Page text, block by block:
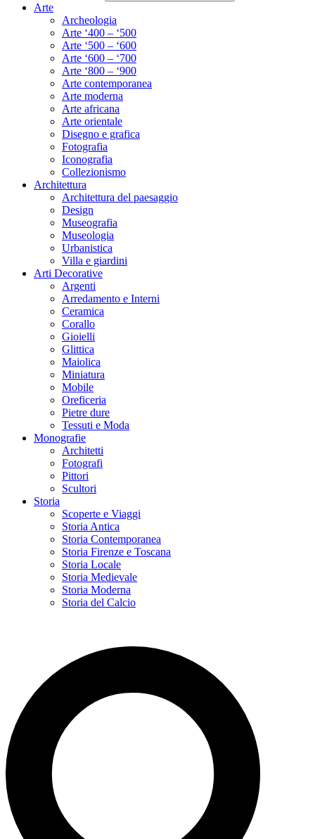
Arte
Archeologia
Arte ‘400 – ‘500
Arte ‘500 – ‘600
Arte ‘600 – ‘700
Arte ‘800 – ‘900
Arte contemporanea
Arte moderna
Arte africana
Arte orientale
Disegno e grafica
Fotografia
Iconografia
Collezionismo
Architettura
Architettura del paesaggio
Design
Museografia
Museologia
Urbanistica
Villa e giardini
Arti Decorative
Argenti
Arredamento e Interni
Ceramica
Corallo
Gioielli
Glittica
Maiolica
Miniatura
Mobile
Oreficeria
Pietre dure
Tessuti e Moda
Monografie
Architetti
Fotografi
Pittori
Scultori
Storia
Scoperte e Viaggi
Storia Antica
Storia Contemporanea
Storia Firenze e Toscana
Storia Locale
Storia Medievale
Storia Moderna
Storia del Calcio